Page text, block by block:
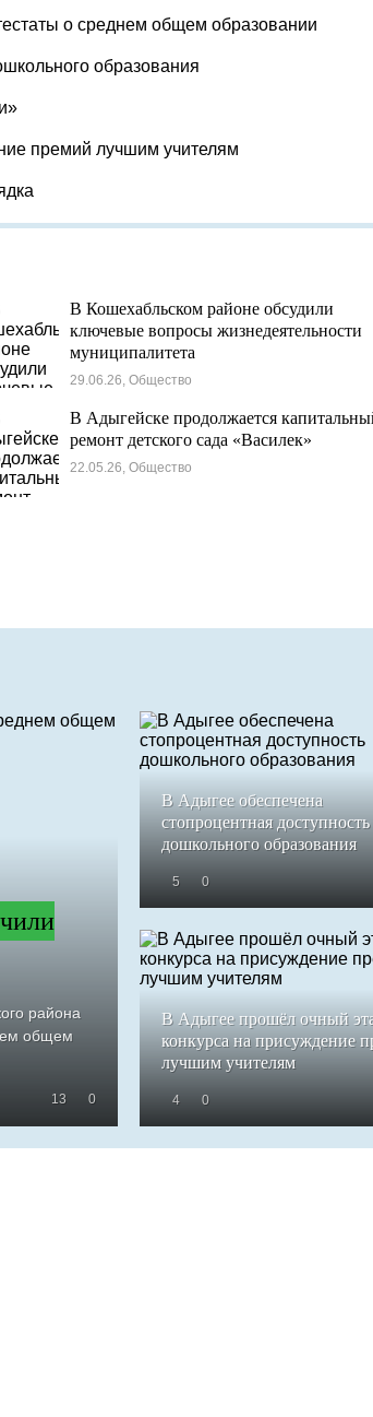
о среднем общем образовании
образования
премий лучшим учителям
В Кошехабльском районе обсудили
ключевые вопросы жизнедеятельности
муниципалитета
29.06.26, Общество
В Адыгейске продолжается
ремонт детского сада «Василек»
22.05.26, Общество
района
общем
13 0
В Адыгее обеспечена
стопроцентная доступность
дошкольного образования
5 0
В Адыгее прошёл очный
конкурса на присуждение
лучшим учителям
4 0